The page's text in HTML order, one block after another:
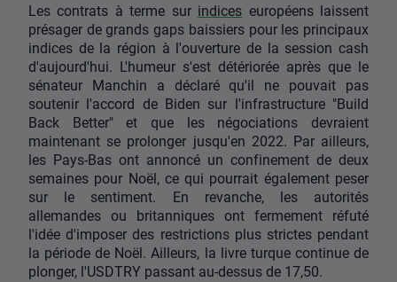
Les contrats à terme sur indices européens laissent
présager de grands gaps baissiers pour les principaux
indices de la région à l'ouverture de la session cash
d'aujourd'hui. L'humeur s'est détériorée après que le
sénateur Manchin a déclaré qu'il ne pouvait pas
soutenir l'accord de Biden sur l'infrastructure "Build
Back Better" et que les négociations devraient
maintenant se prolonger jusqu'en 2022. Par ailleurs,
les Pays-Bas ont annoncé un confinement de deux
semaines pour Noël, ce qui pourrait également peser
sur le sentiment. En revanche, les autorités
allemandes ou britanniques ont fermement réfuté
l'idée d'imposer des restrictions plus strictes pendant
la période de Noël. Ailleurs, la livre turque continue de
plonger, l'USDTRY passant au-dessus de 17,50.